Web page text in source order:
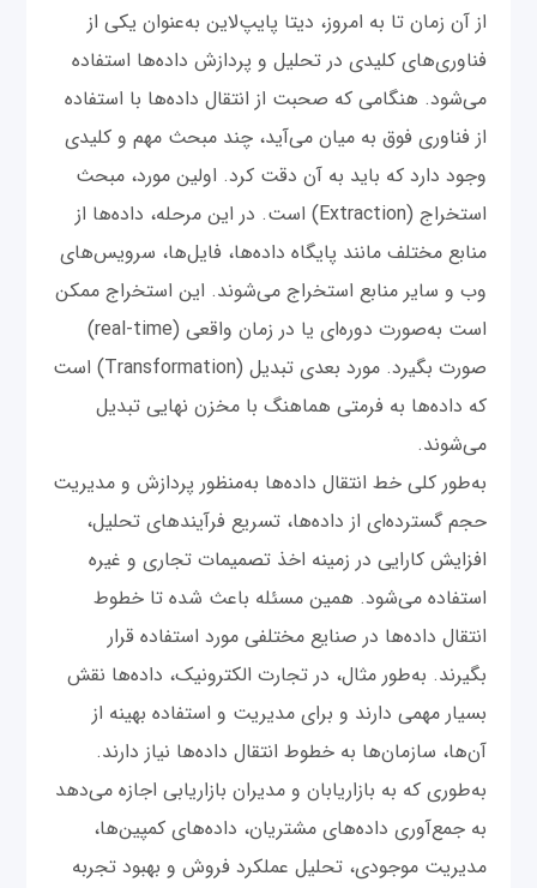
از آن زمان تا به امروز، دیتا پایپ‌لاین به‌عنوان یکی از
فناوری‌های کلیدی در تحلیل و پردازش داده‌ها استفاده
می‌شود. هنگامی که صحبت از انتقال داده‌ها با استفاده
از فناوری فوق به میان می‌آید، چند مبحث مهم و کلیدی
وجود دارد که باید به آن دقت کرد. اولین مورد، مبحث
استخراج (Extraction) است. در این مرحله، داده‌ها از
منابع مختلف مانند پایگاه داده‌ها، فایل‌ها، سرویس‌های
وب و سایر منابع استخراج می‌شوند. این استخراج ممکن
است به‌‌صورت دوره‌ای یا در زمان واقعی (real-time)
صورت بگیرد. مورد بعدی تبدیل (Transformation) است
که داده‌ها به فرمتی هماهنگ با مخزن نهایی تبدیل
می‌شوند.
به‌طور کلی خط انتقال داده‌ها به‌منظور پردازش و مدیریت
حجم گسترده‌ای از داده‌ها، تسریع فرآیندهای تحلیل،
افزایش کارایی در زمینه اخذ تصمیمات تجاری و غیره
استفاده می‌شود. همین مسئله باعث شده تا خطوط
انتقال داده‌ها در صنایع مختلفی مورد استفاده قرار
بگیرند. به‌طور مثال، در تجارت الکترونیک، داده‌ها نقش
بسیار مهمی دارند و برای مدیریت و استفاده بهینه از
آن‌ها، سازمان‌ها به خطوط انتقال داده‌ها نیاز دارند.
به‌طوری که به بازاریابان و مدیران بازاریابی اجازه می‌دهد
به جمع‌آوری داده‌های مشتریان، داده‌های کمپین‌ها،
مدیریت موجودی، تحلیل عملکرد فروش و بهبود تجربه